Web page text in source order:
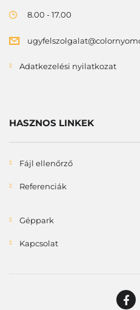
8.00 - 17.00
Adatkezelési nyilatkozat
HASZNOS LINKEK
Fájl ellenőrző
Referenciák
Géppark
Kapcsolat